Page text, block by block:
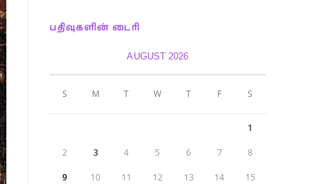
பதிவுகளின் டைரி
AUGUST 2026
S M T W T F S
1
2 3 4 5 6 7 8
9 10 11 12 13 14 15